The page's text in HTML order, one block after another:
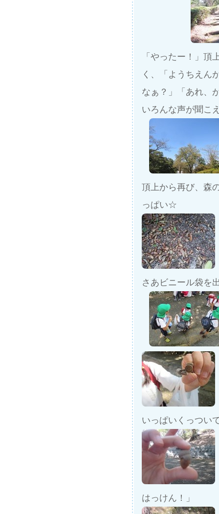
「やったー！」
く、「ようちえん
なぁ？」「あれ、
いろんな声が聞こ
頂上から再び、森
っぱい☆
さあビニール袋を
いっぱいくっつい
はっけん！」